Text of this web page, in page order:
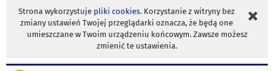
Strona wykorzystuje pliki cookies. Korzystanie z witryny bez
zmiany ustawień Twojej przeglądarki oznacza, że będą one
umieszczane w Twoim urządzeniu końcowym. Zawsze możesz
zmienić te ustawienia.